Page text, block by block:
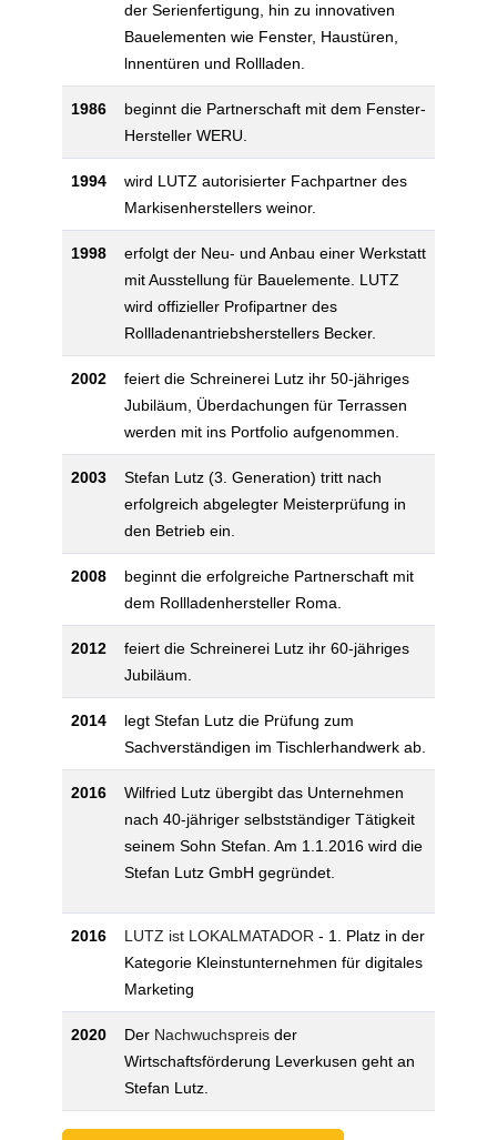
der Serienfertigung, hin zu innovativen
Bauelementen wie Fenster, Haustüren,
lnnentüren und Rollladen.
1986
beginnt die Partnerschaft mit dem Fenster-
Hersteller WERU.
1994
wird LUTZ autorisierter Fachpartner des
Markisenherstellers weinor.
1998
erfolgt der Neu- und Anbau einer Werkstatt
mit Ausstellung für Bauelemente. LUTZ
wird offizieller Profipartner des
Rollladenantriebsherstellers Becker.
2002
feiert die Schreinerei Lutz ihr 50-jähriges
Jubiläum, Überdachungen für Terrassen
werden mit ins Portfolio aufgenommen.
2003
Stefan Lutz (3. Generation) tritt nach
erfolgreich abgelegter Meisterprüfung in
den Betrieb ein.
2008
beginnt die erfolgreiche Partnerschaft mit
dem Rollladenhersteller Roma.
2012
feiert die Schreinerei Lutz ihr 60-jähriges
Jubiläum.
2014
legt Stefan Lutz die Prüfung zum
Sachverständigen im Tischlerhandwerk ab.
2016
Wilfried Lutz übergibt das Unternehmen
nach 40-jähriger selbstständiger Tätigkeit
seinem Sohn Stefan. Am 1.1.2016 wird die
Stefan Lutz GmbH gegründet.
2016 LUTZ ist LOKALMATADOR - 1. Platz in der
Kategorie Kleinstunternehmen für digitales
Marketing
2020 Der Nachwuchspreis der
Wirtschaftsförderung Leverkusen geht an
Stefan Lutz.